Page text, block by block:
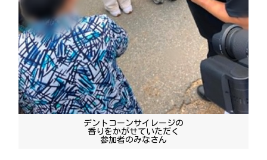
デントコーンサイレージの
香りをかがせていただく
参加者のみなさん